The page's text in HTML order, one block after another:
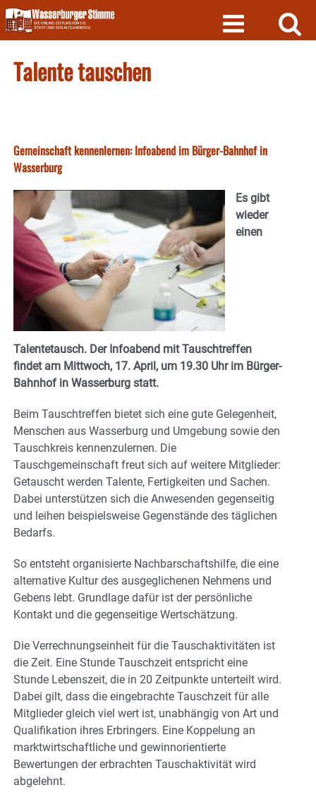
Skip
to
content
Talente tauschen
Gemeinschaft kennenlernen: Infoabend im Bürger-Bahnhof in
Wasserburg
Es gibt
wieder
einen
Talentetausch. Der Infoabend mit Tauschtreffen
findet am Mittwoch, 17. April, um 19.30 Uhr im Bürger-
Bahnhof in Wasserburg statt.
Beim Tauschtreffen bietet sich eine gute Gelegenheit,
Menschen aus Wasserburg und Umgebung sowie den
Tauschkreis kennenzulernen. Die
Tauschgemeinschaft freut sich auf weitere Mitglieder:
Getauscht werden Talente, Fertigkeiten und Sachen.
Dabei unterstützen sich die Anwesenden gegenseitig
und leihen beispielsweise Gegenstände des täglichen
Bedarfs.
So entsteht organisierte Nachbarschaftshilfe, die eine
alternative Kultur des ausgeglichenen Nehmens und
Gebens lebt. Grundlage dafür ist der persönliche
Kontakt und die gegenseitige Wertschätzung.
Die Verrechnungseinheit für die Tauschaktivitäten ist
die Zeit. Eine Stunde Tauschzeit entspricht eine
Stunde Lebenszeit, die in 20 Zeitpunkte unterteilt wird.
Dabei gilt, dass die eingebrachte Tauschzeit für alle
Mitglieder gleich viel wert ist, unabhängig von Art und
Qualifikation ihres Erbringers. Eine Koppelung an
marktwirtschaftliche und gewinnorientierte
Bewertungen der erbrachten Tauschaktivität wird
abgelehnt.